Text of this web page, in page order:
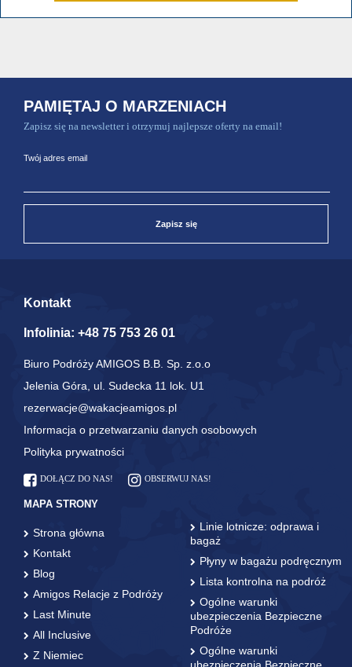
PAMIĘTAJ O MARZENIACH
Zapisz się na newsletter i otrzymuj najlepsze oferty na email!
Twój adres email
Zapisz się
Kontakt
Infolinia: +48 75 753 26 01
Biuro Podróży AMIGOS B.B. Sp. z.o.o
Jelenia Góra, ul. Sudecka 11 lok. U1
rezerwacje@wakacjeamigos.pl
Informacja o przetwarzaniu danych osobowych
Polityka prywatności
DOŁĄCZ DO NAS! OBSERWUJ NAS!
MAPA STRONY
Strona główna
Kontakt
Blog
Amigos Relacje z Podróży
Last Minute
All Inclusive
Z Niemiec
Linie lotnicze: odprawa i
bagaż
Płyny w bagażu podręcznym
Lista kontrolna na podróż
Ogólne warunki
ubezpieczenia Bezpieczne
Podróże
Ogólne warunki